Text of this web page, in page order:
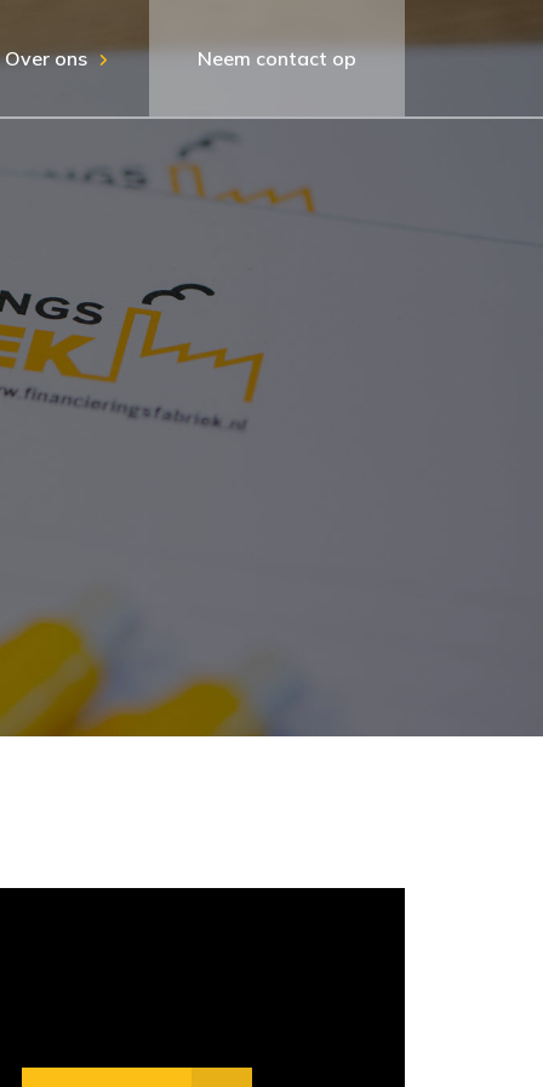
Over ons Neem contact op